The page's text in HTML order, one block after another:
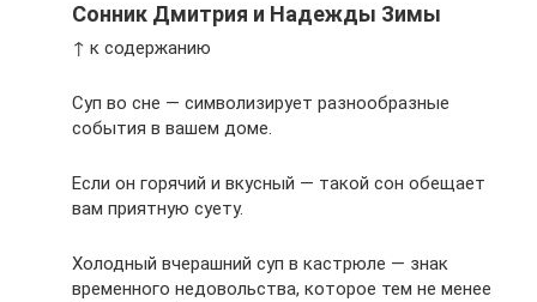
Сонник Дмитрия и Надежды Зимы
↑ к содержанию
Суп во сне — символизирует разнообразные
события в вашем доме.
Если он горячий и вкусный — такой сон обещает
вам приятную суету.
Холодный вчерашний суп в кастрюле — знак
временного недовольства, которое тем не менее